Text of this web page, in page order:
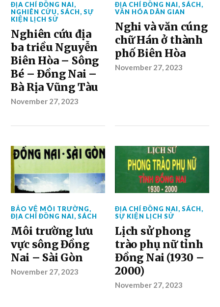
ĐỊA CHÍ ĐỒNG NAI,
NGHIÊN CỨU,SÁCH,SỰ
KIỆN LỊCH SỬ
Nghiên cứu địa
ba triều Nguyễn
Biên Hòa – Sông
Bé – Đồng Nai –
Bà Rịa Vũng Tàu
November 27, 2023
ĐỊA CHÍ ĐỒNG NAI,SÁCH,
VĂN HÓA DÂN GIAN
Nghi và văn cúng
chữ Hán ở thành
phố Biên Hòa
November 27, 2023
BẢO VỆ MÔI TRƯỜNG,
ĐỊA CHÍ ĐỒNG NAI,SÁCH
Môi trường lưu
vực sông Đồng
Nai – Sài Gòn
November 27, 2023
ĐỊA CHÍ ĐỒNG NAI,SÁCH,
SỰ KIỆN LỊCH SỬ
Lịch sử phong
trào phụ nữ tỉnh
Đồng Nai (1930 –
2000)
November 27, 2023